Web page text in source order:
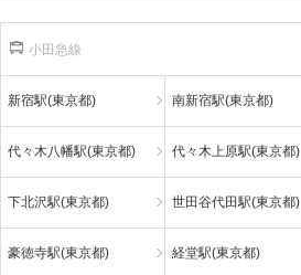
小田急線
新宿駅(東京都) 南新宿駅(東京都)
代々木八幡駅(東京都) 代々木上原駅(東京都)
下北沢駅(東京都) 世田谷代田駅(東京都)
豪徳寺駅(東京都) 経堂駅(東京都)